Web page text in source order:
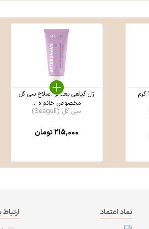
ژل گیاهی بعد از اصلاح سی گل
مخصوص خانم ه ...
سی گل (Seagull)
215,000تومان
نماد اعتماد
ارتباط